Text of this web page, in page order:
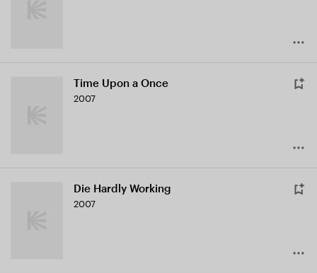
Time Upon a Once
2007
Die Hardly Working
2007